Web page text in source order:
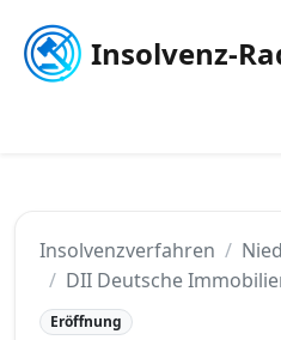
Insolvenz-
Insolvenzverfahren
DII Deutsche
Eröffnung